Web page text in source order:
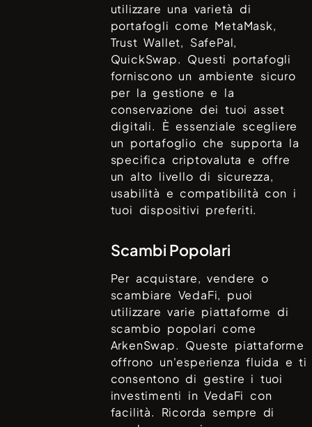
utilizzare una varietà di
portafogli come MetaMask,
Trust Wallet, SafePal,
QuickSwap. Questi portafogli
forniscono un ambiente sicuro
per la gestione e la
conservazione dei tuoi asset
digitali. È essenziale scegliere
un portafoglio che supporta la
specifica criptovaluta e offre
un alto livello di sicurezza,
usabilità e compatibilità con i
tuoi dispositivi preferiti.
Scambi Popolari
Per acquistare, vendere o
scambiare VedaFi, puoi
utilizzare varie piattaforme di
scambio popolari come
ArkenSwap. Queste piattaforme
offrono un'esperienza fluida e ti
consentono di gestire i tuoi
investimenti inVedaFi con
facilità. Ricorda sempre di